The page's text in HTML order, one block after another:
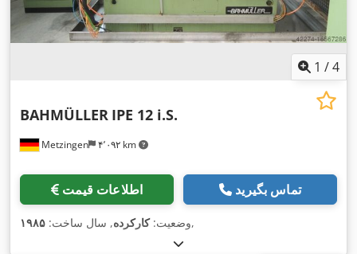
1 /4
Metzingen ۴٬۰۹۲ km
BAHMÜLLER IPE 12 i.S.
اطلاعات قیمت تماس بگیرید
وضعیت:کارکرده, سال ساخت: ۱۹۸۵ ,